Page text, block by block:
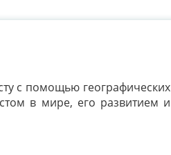
с помощью географических
в мире, его развитием и